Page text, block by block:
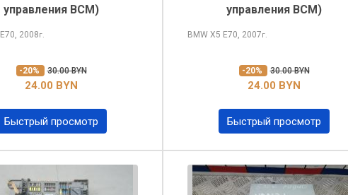
управления BCM)
E70, 2008г.
-20% 30.00 BYN
24.00 BYN
Быстрый просмотр
управления BCM)
BMW X5 E70, 2007г.
-20% 30.00 BYN
24.00 BYN
Быстрый просмотр